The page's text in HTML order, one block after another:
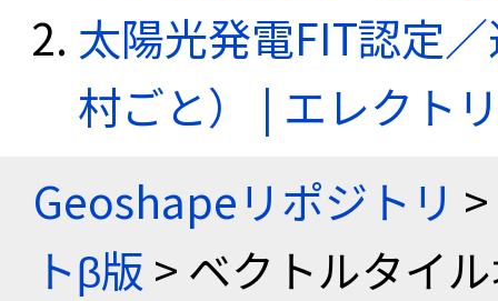
太陽光発電FIT認定
村ごと） | エレクト
Geoshapeリポジトリ >
トβ版 > ベクトルタイ